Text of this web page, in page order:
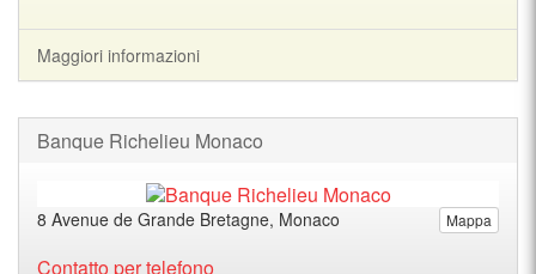
Maggiori informazioni
Banque Richelieu Monaco
Mappa
8 Avenue de Grande Bretagne, Monaco
Contatto per telefono